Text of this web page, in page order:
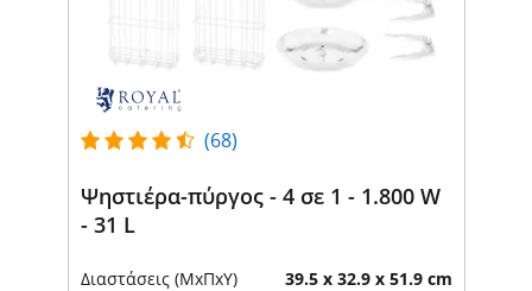
(68)
Ψηστιέρα-πύργος - 4 σε 1 - 1.800 W
- 31 L
Διαστάσεις (ΜxΠxΥ) 39.5 x 32.9 x 51.9 cm